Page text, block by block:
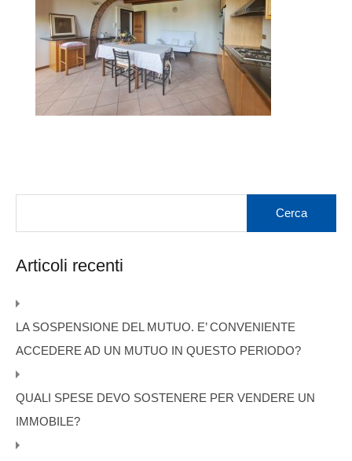
Articoli recenti
LA SOSPENSIONE DEL MUTUO. E’ CONVENIENTE
ACCEDERE AD UN MUTUO IN QUESTO PERIODO?
QUALI SPESE DEVO SOSTENERE PER VENDERE UN
IMMOBILE?